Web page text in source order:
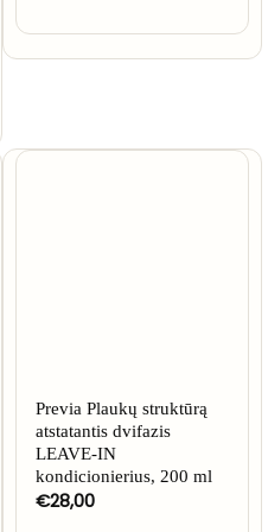
Previa Plaukų struktūrą
atstatantis dvifazis
LEAVE-IN
kondicionierius, 200 ml
€28,00